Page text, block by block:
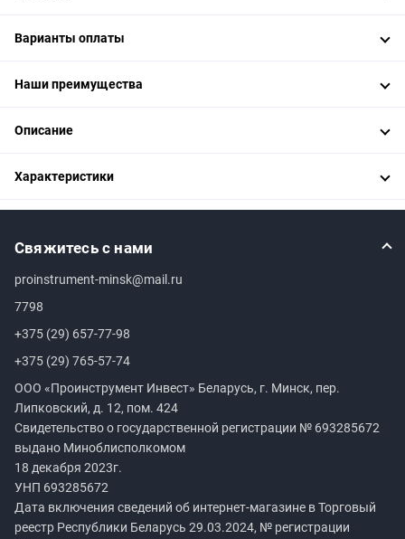
Варианты оплаты
Наши преимущества
Описание
Характеристики
Свяжитесь с нами
proinstrument-minsk@mail.ru
7798
+375 (29) 657-77-98
+375 (29) 765-57-74
ООО «Проинструмент Инвест» Беларусь, г. Минск, пер.
Липковский, д. 12, пом. 424
Свидетельство о государственной регистрации № 693285672
выдано Миноблисполкомом
18 декабря 2023г.
УНП 693285672
Дата включения сведений об интернет-магазине в Торговый
реестр Республики Беларусь 29.03.2024, № регистрации